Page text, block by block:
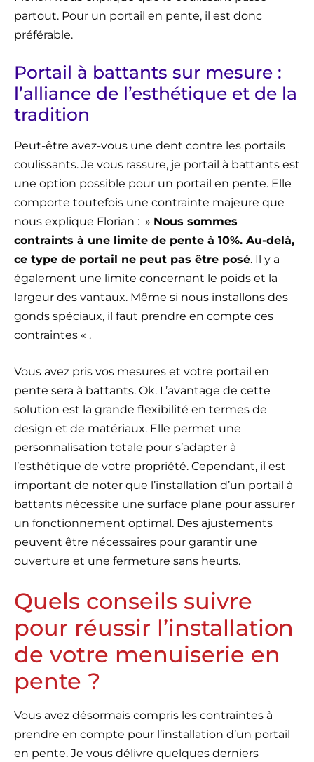
partout. Pour un portail en pente, il est donc
préférable.
Portail à battants sur mesure :
l’alliance de l’esthétique et de la
tradition
Peut-être avez-vous une dent contre les portails
coulissants. Je vous rassure, je portail à battants est
une option possible pour un portail en pente. Elle
comporte toutefois une contrainte majeure que
nous explique Florian : » Nous sommes
contraints à une limite de pente à 10%. Au-delà,
ce type de portail ne peut pas être posé. Il y a
également une limite concernant le poids et la
largeur des vantaux. Même si nous installons des
gonds spéciaux, il faut prendre en compte ces
contraintes « .
Vous avez pris vos mesures et votre portail en
pente sera à battants. Ok. L’avantage de cette
solution est la grande flexibilité en termes de
design et de matériaux. Elle permet une
personnalisation totale pour s’adapter à
l’esthétique de votre propriété. Cependant, il est
important de noter que l’installation d’un portail à
battants nécessite une surface plane pour assurer
un fonctionnement optimal. Des ajustements
peuvent être nécessaires pour garantir une
ouverture et une fermeture sans heurts.
Quels conseils suivre
pour réussir l’installation
de votre menuiserie en
pente ?
Vous avez désormais compris les contraintes à
prendre en compte pour l’installation d’un portail
en pente. Je vous délivre quelques derniers